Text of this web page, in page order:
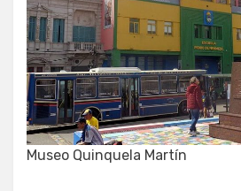
Museo Quinquela Martín